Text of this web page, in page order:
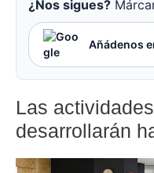
¿Nos sigues?
Añádenos
Las
desarrollarán